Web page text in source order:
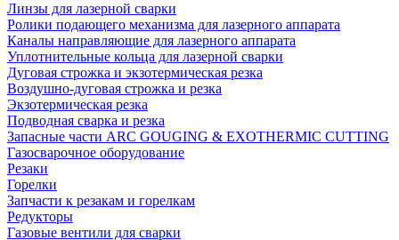
Линзы для лазерной сварки
Ролики подающего механизма для лазерного аппарата
Каналы направляющие для лазерного аппарата
Уплотнительные кольца для лазерной сварки
Дуговая строжка и экзотермическая резка
Воздушно-дуговая строжка и резка
Экзотермическая резка
Подводная сварка и резка
Запасные части ARC GOUGING & EXOTHERMIC CUTTING
Газосварочное оборудование
Резаки
Горелки
Запчасти к резакам и горелкам
Редукторы
Газовые вентили для сварки